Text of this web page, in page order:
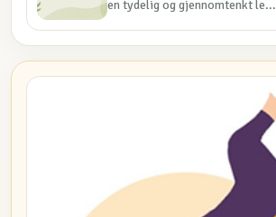
en tydelig og gjennomtenkt le...